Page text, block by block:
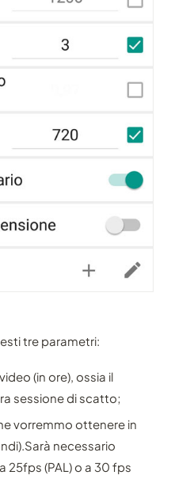
tre parametri:
(in ore), ossia il
sessione di scatto;
vorremmo ottenere in
necessario
25fps (PAL) o a 30 fps